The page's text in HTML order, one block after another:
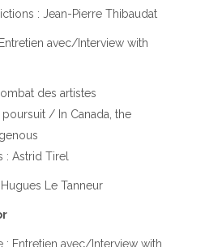
: Jean-Pierre Thibaudat
avec/Interview with
des artistes
/ In Canada, the
: Astrid Tirel
Le Tanneur
: Entretien avec/Interview with